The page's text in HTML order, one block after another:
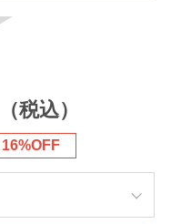
（税込）
16%OFF